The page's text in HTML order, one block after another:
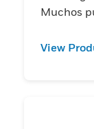
Muchos
View